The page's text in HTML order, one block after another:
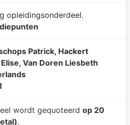
opleidingsonderdeel.
Patrick, Hackert
Van Doren Liesbeth
wordt gequoteerd op 20
.